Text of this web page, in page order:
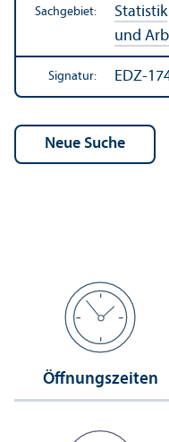
Sachgebiet: Statistik|
und
Signatur: EDZ-
Öffnungs­zeiten